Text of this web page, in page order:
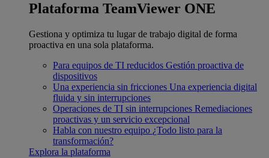
Plataforma TeamViewer ONE
Gestiona y optimiza tu lugar de trabajo digital de forma
proactiva en una sola plataforma.
Para equipos de TI reducidos Gestión proactiva de
dispositivos
Una experiencia sin fricciones Una experiencia digital
fluida y sin interrupciones
Operaciones de TI sin interrupciones Remediaciones
proactivas y un servicio excepcional
Habla con nuestro equipo ¿Todo listo para la
transformación?
Explora la plataforma